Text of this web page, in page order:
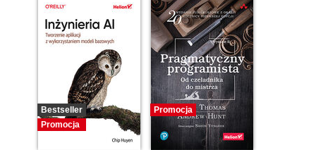
Bestseller
Promocja
Promocja